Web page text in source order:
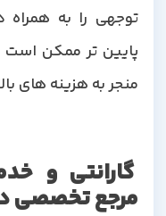
توجهی را به همراه
پایین تر ممکن است
منجر به هزینه های
گارانتی و
مرجع تخصصی